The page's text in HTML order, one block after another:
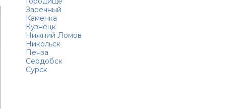
Заречный
Каменка
Кузнецк
Нижний Ломов
Никольск
Пенза
Сердобск
Сурск